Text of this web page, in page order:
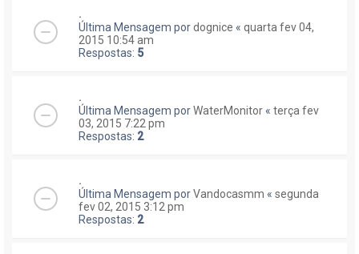
.
Última Mensagem pordognice « quarta fev 04,
2015 10:54 am
Respostas: 5
.
Última Mensagem porWaterMonitor « terça fev
03, 2015 7:22 pm
Respostas: 2
.
Última Mensagem porVandocasmm « segunda
fev 02, 2015 3:12 pm
Respostas: 2